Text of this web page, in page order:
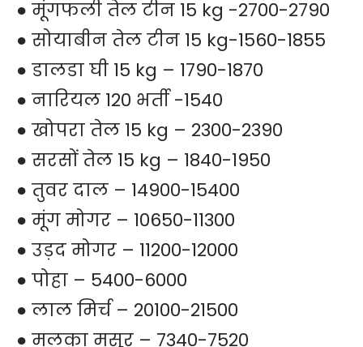
● मूंगफली तेल टीन 15 kg -2700-2790
● सोयाबीन तेल टीन 15 kg-1560-1855
● डालडा घी 15 kg – 1790-1870
● नारियल 120 भर्ती -1540
● खोपरा तेल 15 kg – 2300-2390
● सरसों तेल 15 kg – 1840-1950
● तुवर दाल – 14900-15400
● मूंग मोगर – 10650-11300
● उड़द मोगर – 11200-12000
● पोहा – 5400-6000
● लाल मिर्च – 20100-21500
● मलका मसूर – 7340-7520